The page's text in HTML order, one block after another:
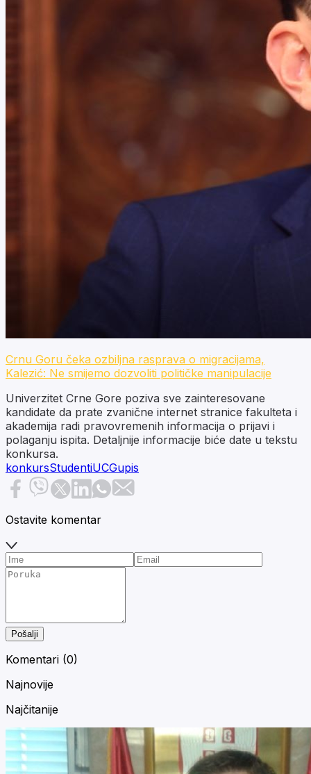
Crnu Goru čeka ozbiljna rasprava o migracijama,
Kalezić: Ne smijemo dozvoliti političke manipulacije
Univerzitet Crne Gore poziva sve zainteresovane
kandidate da prate zvanične internet stranice fakulteta i
akademija radi pravovremenih informacija o prijavi i
polaganju ispita. Detaljnije informacije biće date u tekstu
konkursa.
konkursStudentiUCGupis
Ostavite komentar
Pošalji
Komentari (0)
Najnovije
Najčitanije